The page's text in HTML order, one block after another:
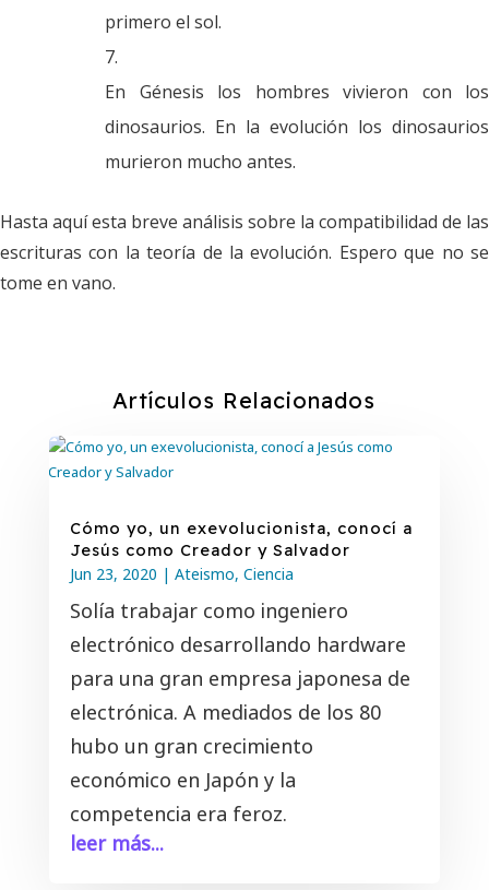
primero el sol.
En Génesis los hombres vivieron con los
dinosaurios. En la evolución los dinosaurios
murieron mucho antes.
Hasta aquí esta breve análisis sobre la compatibilidad de las
escrituras con la teoría de la evolución. Espero que no se
tome en vano.
Artículos Relacionados
Cómo yo, un exevolucionista, conocí a
Jesús como Creador y Salvador
Jun 23, 2020 | Ateismo, Ciencia
Solía ​​trabajar como ingeniero
electrónico desarrollando hardware
para una gran empresa japonesa de
electrónica. A mediados de los 80
hubo un gran crecimiento
económico en Japón y la
competencia era feroz.
leer más...